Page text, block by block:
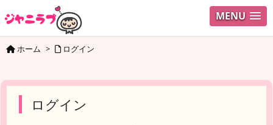
MENU
ホーム > ログイン
ログイン